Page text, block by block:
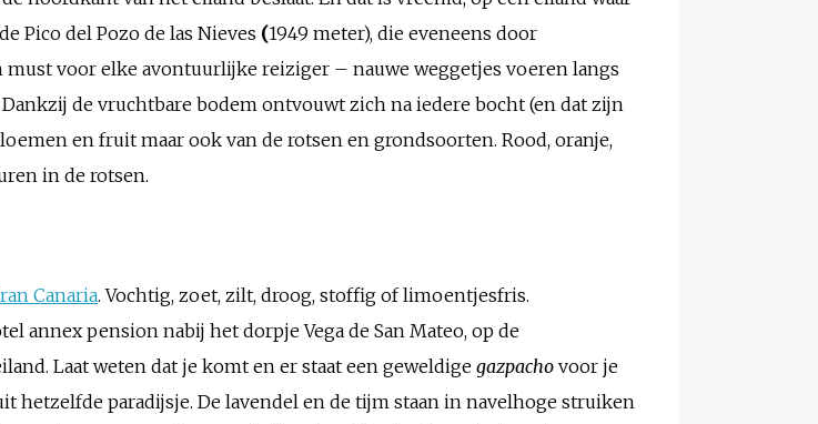
Pico del Pozo de las Nieves (1949 meter), die eveneens door
voor elke avontuurlijke reiziger – nauwe weggetjes voeren langs
de vruchtbare bodem ontvouwt zich na iedere bocht (en dat zijn
en fruit maar ook van de rotsen en grondsoorten. Rood, oranje,
in de rotsen.
Canaria. Vochtig, zoet, zilt, droog, stoffig of limoentjesfris.
annex pension nabij het dorpje Vega de San Mateo, op de
Laat weten dat je komt en er staat een geweldigegazpacho voor je
hetzelfde paradijsje. De lavendel en de tijm staan in navelhoge struiken